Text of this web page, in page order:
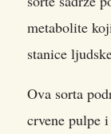
metabolite
stanice
Ova sorta
crvene pulpe